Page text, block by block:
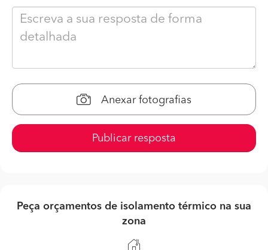
Anexar fotografias
Publicar resposta
Peça orçamentos de isolamento térmico na sua
zona